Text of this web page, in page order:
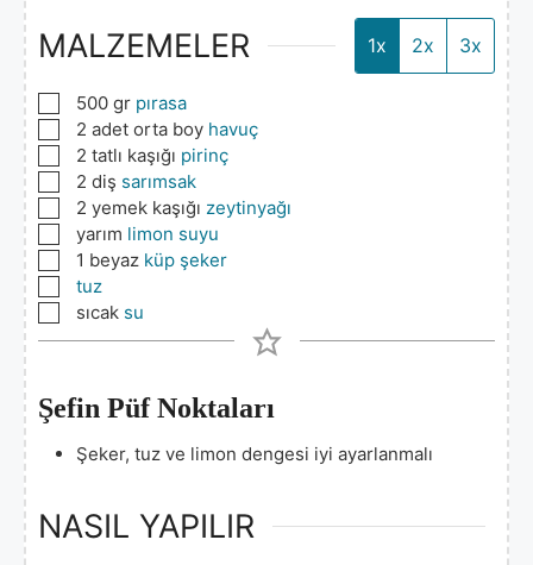
MALZEMELER 1x 2x 3x
▢
500 gr pırasa
▢
2 adet orta boy havuç
▢
2 tatlı kaşığı pirinç
▢
2 diş sarımsak
▢
2 yemek kaşığı zeytinyağı
▢
yarım limon suyu
▢1 beyaz küp şeker
▢
tuz
▢
sıcak su
Şefin Püf Noktaları
Şeker, tuz ve limon dengesi iyi ayarlanmalı
NASIL YAPILIR